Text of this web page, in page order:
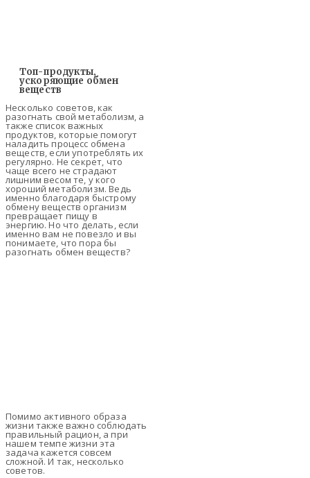
Топ-продукты,
ускоряющие обмен
веществ
Несколько советов, как
разогнать свой метаболизм, а
также список важных
продуктов, которые помогут
наладить процесс обмена
веществ, если употреблять их
регулярно. Не секрет, что
чаще всего не страдают
лишним весом те, у кого
хороший метаболизм. Ведь
именно благодаря быстрому
обмену веществ организм
превращает пищу в
энергию. Но что делать, если
именно вам не повезло и вы
понимаете, что пора бы
разогнать обмен веществ?
Помимо активного образа
жизни также важно соблюдать
правильный рацион, а при
нашем темпе жизни эта
задача кажется совсем
сложной. И так, несколько
советов.